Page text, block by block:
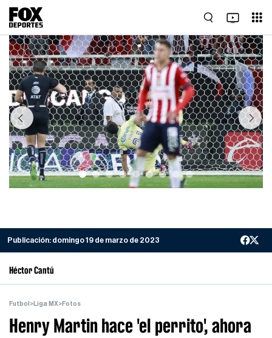
Previous Next
Publicación: domingo 19 de marzo de 2023
Héctor Cantú
Futbol >Liga MX>Fotos
Henry Martin hace 'el perrito', ahora